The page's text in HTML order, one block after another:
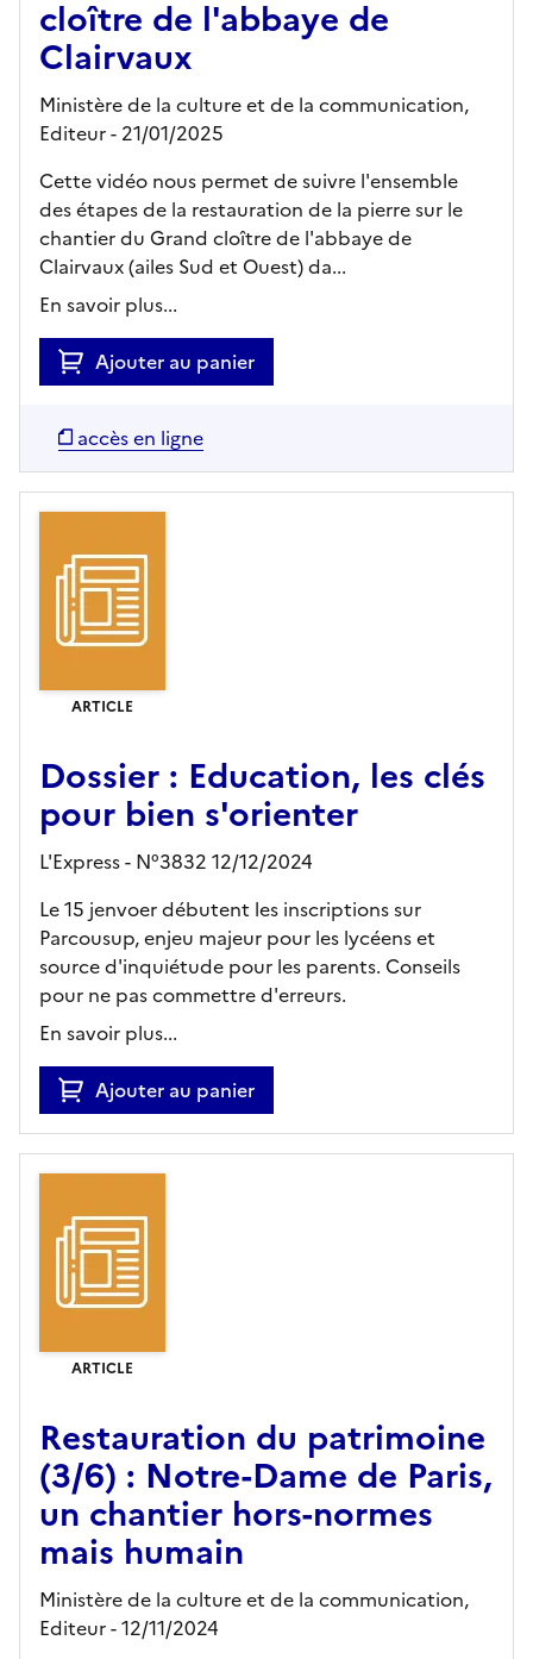
cloître de l'abbaye de
Clairvaux
Ministère de la culture et de la communication,
Editeur- 21/01/2025
Cette vidéo nous permet de suivre l'ensemble
des étapes de la restauration de la pierre sur le
chantier du Grand cloître de l'abbaye de
Clairvaux (ailes Sud et Ouest) da...
En savoir plus...
Ajouter au panier
accès en ligne
ARTICLE
Dossier : Education, les clés
pour bien s'orienter
L'Express - N°3832 12/12/2024
Le 15 jenvoer débutent les inscriptions sur
Parcousup, enjeu majeur pour les lycéens et
source d'inquiétude pour les parents. Conseils
pour ne pas commettre d'erreurs.
En savoir plus...
Ajouter au panier
ARTICLE
Restauration du patrimoine
(3/6) : Notre-Dame de Paris,
un chantier hors-normes
mais humain
Ministère de la culture et de la communication,
Editeur- 12/11/2024